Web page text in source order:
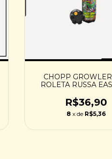
CHOPP
ROLETA RUSSA
R$36,90
8 x de R$5,36